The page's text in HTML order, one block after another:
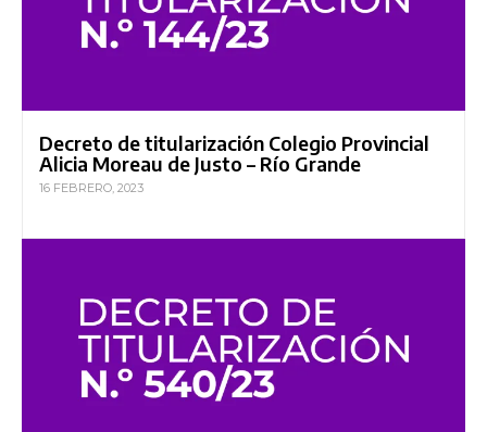
Decreto de titularización Colegio Provincial
Alicia Moreau de Justo – Río Grande
16 FEBRERO, 2023